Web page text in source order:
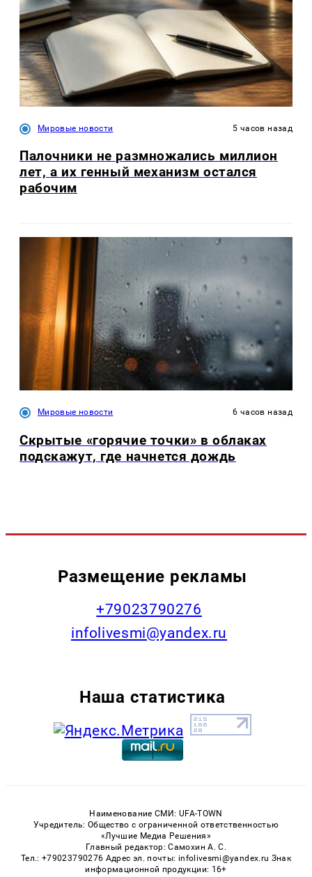
Мировые новости 5 часов назад
Палочники не размножались миллион
лет, а их генный механизм остался
рабочим
Мировые новости 6 часов назад
Скрытые «горячие точки» в облаках
подскажут, где начнется дождь
Размещение рекламы
+79023790276
infolivesmi@yandex.ru
Наша статистика
Наименование СМИ: UFA-TOWN
Учредитель: Общество с ограниченной ответственностью
«Лучшие Медиа Решения»
Главный редактор: Самохин А. С.
Тел.: +79023790276 Адрес эл. почты: infolivesmi@yandex.ru Знак
информационной продукции: 16+